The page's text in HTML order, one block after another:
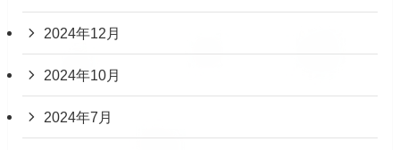
2024年12月
2024年10月
2024年7月